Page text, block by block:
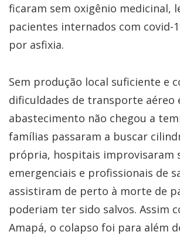
ficaram sem oxigênio medicinal,
pacientes internados com covid-
por asfixia.
Sem produção local suficiente e
dificuldades de transporte aéreo
abastecimento não chegou a
famílias passaram a buscar
própria, hospitais improvisaram
emergenciais e profissionais de
assistiram de perto à morte de
poderiam ter sido salvos. Assim
Amapá, o colapso foi para além